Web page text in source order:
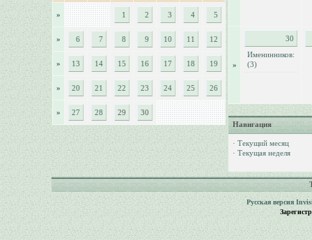
» 1 2 3 4 5
» 6 7 8 9 10 11 12
» 13 14 15 16 17 18 19
» 20 21 22 23 24 25 26
» 27 28 29 30
»
30
Именинников:
(3)
Навигация
· Текущий месяц
· Текущая неделя
Русская версия